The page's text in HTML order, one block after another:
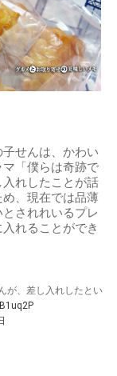
せんは、かわい
「僕らは奇跡で
れしたことが話
、現在では品薄
されれいるプレ
れることができ
が、差し入れしたとい